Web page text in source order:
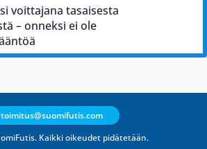
voittajana tasaisesta
– onneksi ei ole
Kaikki oikeudet pidätetään.
toimitus@suomifutis.com